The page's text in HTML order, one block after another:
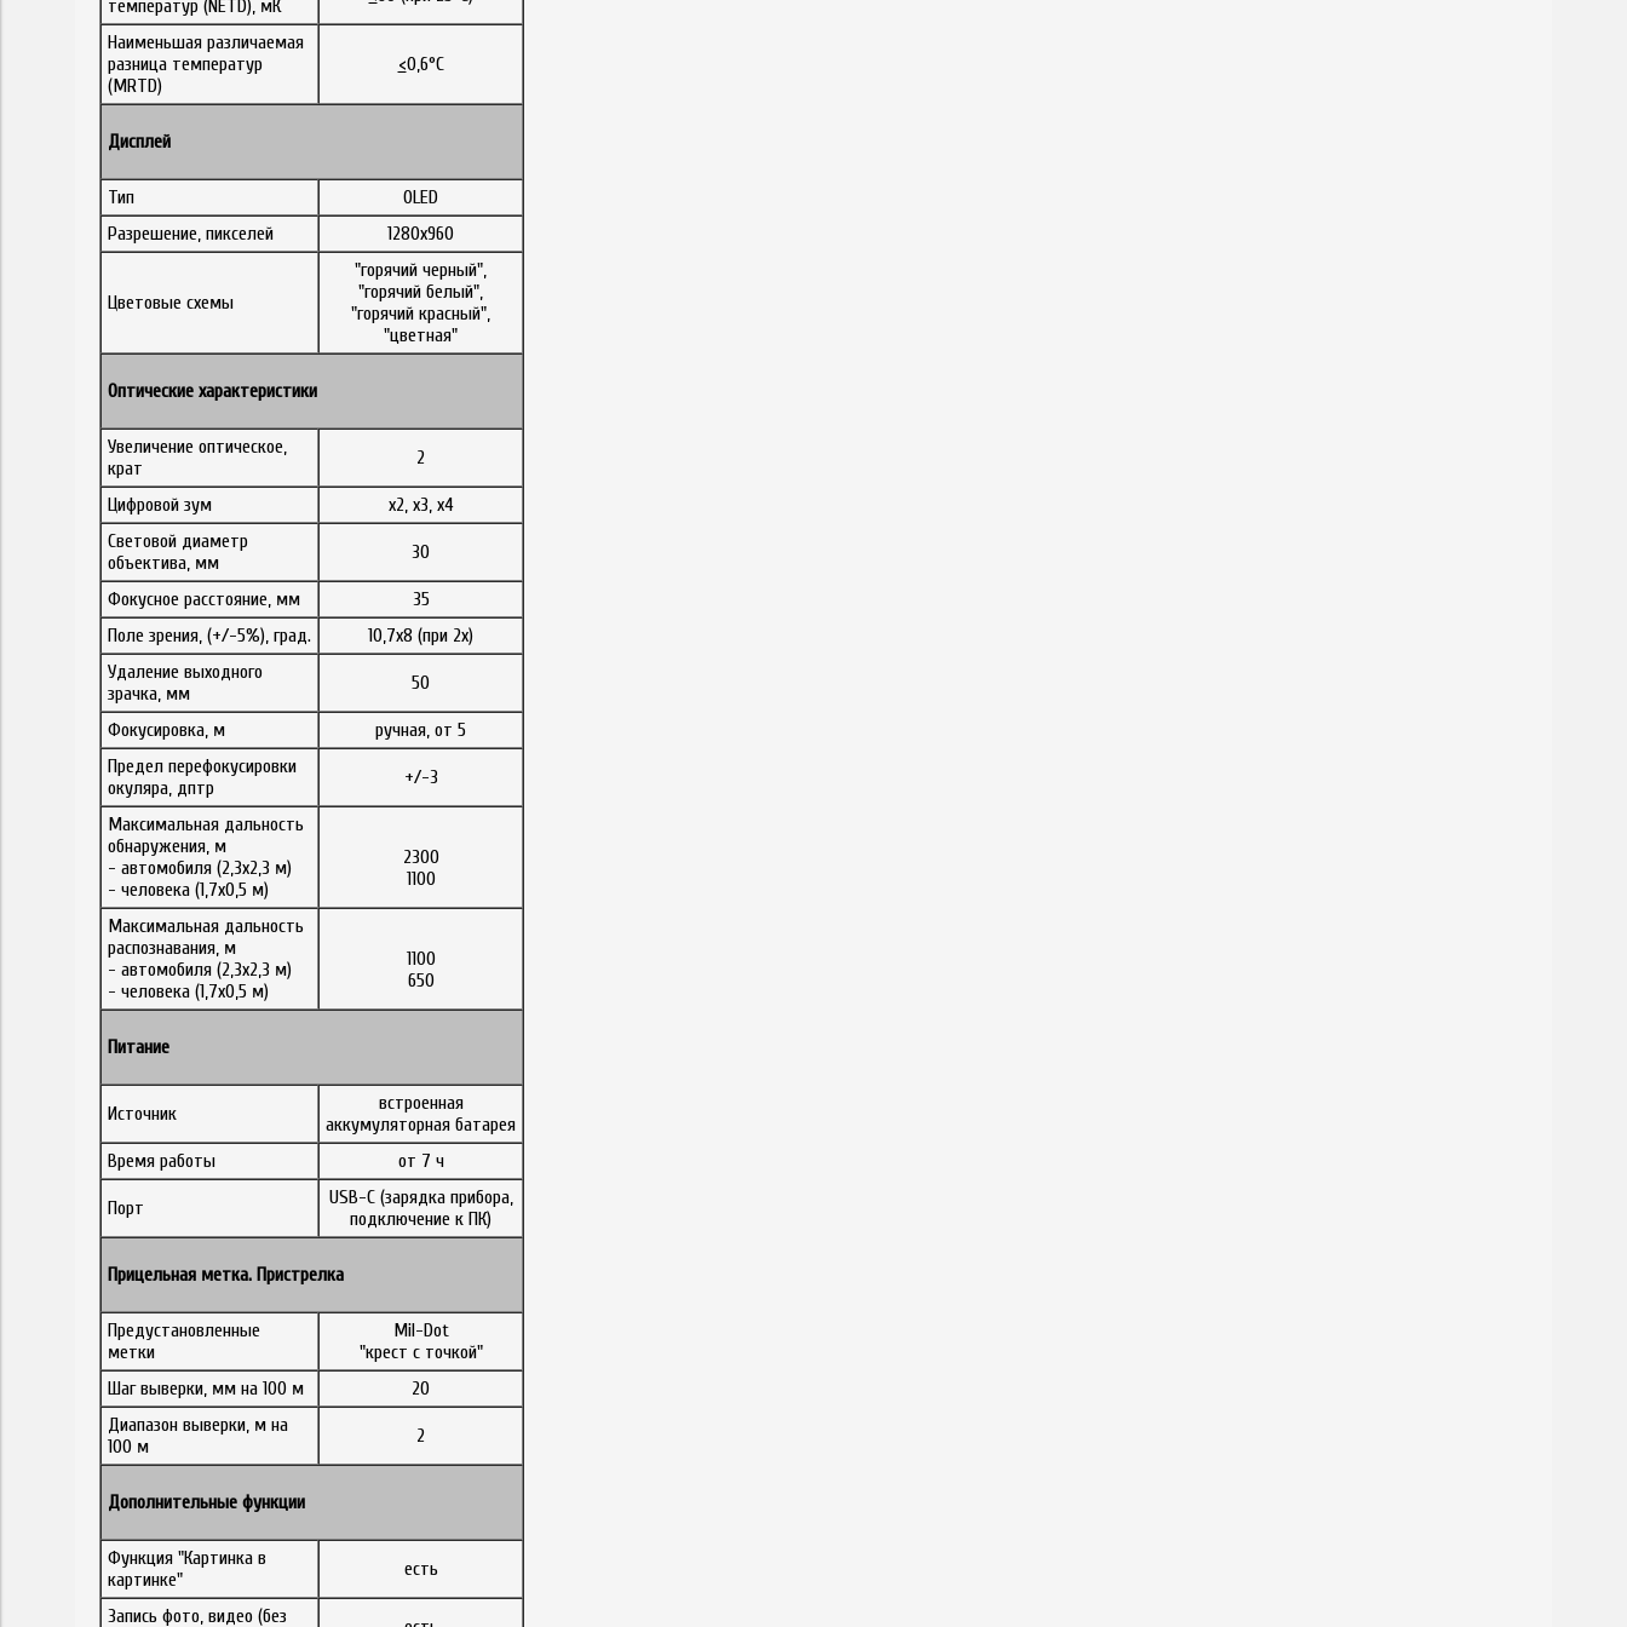
температур (NETD), мК
Наименьшая различаемая
разница температур
(MRTD)
<0,6°C
Дисплей
Тип
OLED
Разрешение, пикселей
1280x960
Цветовые схемы
"горячий черный",
"горячий белый",
"горячий красный",
"цветная"
Оптические характеристики
Увеличение оптическое,
крат
2
Цифровой зум
x2, x3, x4
Световой диаметр
объектива, мм
30
Фокусное расстояние, мм
35
Поле зрения, (+/-5%), град.
10,7x8 (при 2x)
Удаление выходного
зрачка, мм
50
Фокусировка, м
ручная, от 5
Предел перефокусировки
окуляра, дптр
+/-3
Максимальная дальность
обнаружения, м
- автомобиля (2,3x2,3 м)
- человека (1,7x0,5 м)
2300
1100
Максимальная дальность
распознавания, м
- автомобиля (2,3x2,3 м)
- человека (1,7x0,5 м)
1100
650
Питание
Источник
встроенная
аккумуляторная батарея
Время работы
от 7 ч
Порт
USB-C (зарядка прибора,
подключение к ПК)
Прицельная метка. Пристрелка
Предустановленные
метки
Mil-Dot
"крест с точкой"
Шаг выверки, мм на 100 м
20
Диапазон выверки, м на
100 м
2
Дополнительные функции
Функция "Картинка в
картинке"
есть
Запись фото, видео (без